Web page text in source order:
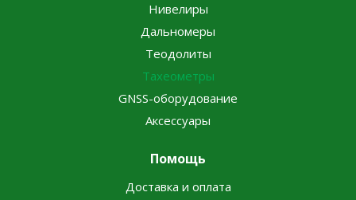
Нивелиры
Дальномеры
Теодолиты
Тахеометры
GNSS-оборудование
Аксессуары
Помощь
Доставка и оплата